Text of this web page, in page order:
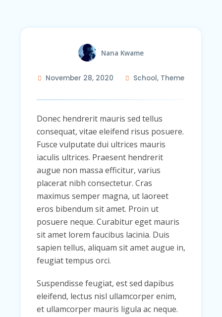
Nana Kwame
November 28, 2020 School, Theme
Donec hendrerit mauris sed tellus
consequat, vitae eleifend risus posuere.
Fusce vulputate dui ultrices mauris
iaculis ultrices. Praesent hendrerit
augue non massa efficitur, varius
placerat nibh consectetur. Cras
maximus semper magna, ut laoreet
eros bibendum sit amet. Proin ut
posuere neque. Curabitur eget mauris
sit amet lorem faucibus lacinia. Duis
sapien tellus, aliquam sit amet augue in,
feugiat tempus orci.
Suspendisse feugiat, est sed dapibus
eleifend, lectus nisl ullamcorper enim,
et ullamcorper mauris ligula ac neque.